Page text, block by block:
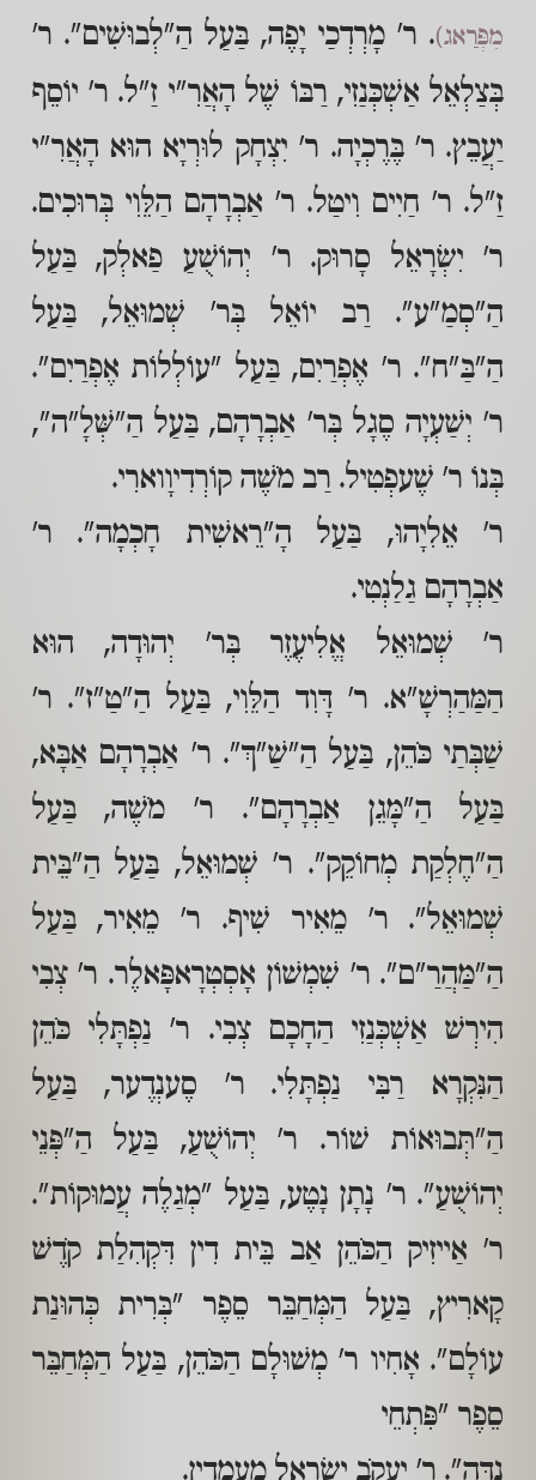
מִפְּרַאג). ר' מָרְדְכַי יָפֶה, בַּעַל הַ"לְבוּשִׁים". ר'
בְּצַלְאֵל אַשְׁכְּנַזִי, רַבּוֹ שֶׁל הָאֲרִ"י זַ"ל. ר' יוֹסֵף
יַעֲבֵץ. ר' בֶּרֶכְיָה. ר' יִצְחָק לוּרְיָא הוּא הָאֲרִ"י
זַ"ל. ר' חַיִים וִיטַל. ר' אַבְרָהָם הַלֵּוִי בְּרוּכִים.
ר' יִשְׂרָאֵל סָרוּק. ר' יְהוֹשֻׁעַ פַאלְק, בַּעַל
הַ"סְמַ"ע". רַב יוֹאֵל בְּר' שְׁמוּאֵל, בַּעַל
הַ"בַּ"ח". ר' אֶפְרַיִם, בַּעַל "עוֹלְלוֹת אֶפְרַיִם".
ר' יְשַׁעְיָה סֶגָל בְּר' אַבְרָהָם, בַּעַל הַ"שְּׁלָ"ה",
בְּנוֹ ר' שֶׁעפְטִיל. רַב מֹשֶׁה קוֹרְדִיוָוארִי.
ר' אֵלִיָהוּ, בַּעַל הָ"רֵאשִׁית חָכְמָה". ר'
אַבְרָהָם גַלַנְטִי.
ר' שְׁמוּאֵל אֱלִיעֶזֶר בְּר' יְהוּדָה, הוּא
הַמַּהַרְשָׁ"א. ר' דָּוִד הַלֵּוִי, בַּעַל הַ"טַ"ז". ר'
שַׁבְּתַי כֹּהֵן, בַּעַל הַ"שַׁ"ךְ". ר' אַבְרָהָם אַבָּא,
בַּעַל הַ"מָּגֵן אַבְרָהָם". ר' מֹשֶׁה, בַּעַל
הַ"חֶלְקַת מְחוֹקֵק". ר' שְׁמוּאֵל, בַּעַל הַ"בֵּית
שְׁמוּאֵל". ר' מֵאִיר שִׁיף. ר' מֵאִיר, בַּעַל
הַ"מַּהֲרַ"ם". ר' שִׁמְשׁוֹן אָסְטְרָאפָּאלֶר. ר' צְבִי
הִירְשׁ אַשְׁכְּנַזִי הַחָכָם צְבִי. ר' נַפְתָּלִי כֹּהֵן
הַנִּקְרָא רַבִּי נַפְתָּלִי. ר' סֶענְדֶער, בַּעַל
הַ"תְּבוּאוֹת שׁוֹר. ר' יְהוֹשֻׁעַ, בַּעַל הַ"פְּנֵי
יְהוֹשֻׁעַ". ר' נָתָן נָטֶע, בַּעַל "מְגַלֶה עֲמוּקוֹת".
ר' אַייזִיק הַכֹּהֵן אַב בֵּית דִין דִּקְהִלַת קֹדֶשׁ
קָארִיץ, בַּעַל הַמְּחַבֵּר סֵפֶר "בְּרִית כְּהוּנַת
עוֹלָם". אָחִיו ר' מְשׁוּלָם הַכֹּהֵן, בַּעַל הַמְּחַבֵּר
סֵפֶר "פִּתְחֵי
נִדָּה". ר' יַעֲקֹב יִשְׂרָאֵל מֵעֶמְדִין.